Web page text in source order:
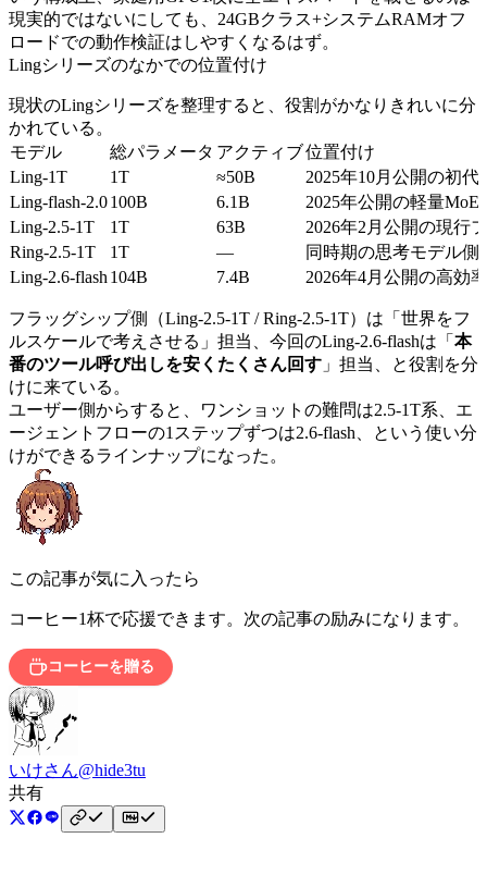
現実的ではないにしても、24GBクラス+システムRAMオフ
ロードでの動作検証はしやすくなるはず。
Lingシリーズのなかでの位置付け
現状のLingシリーズを整理すると、役割がかなりきれいに分
かれている。
モデル
総パラメータ アクティブ位置付け
Ling-1T
1T ≈50B
2025年10月公開の初
Ling-flash-2.0100B 6.1B
2025年公開の軽量
Ling-2.5-1T
1T 63B
2026年2月公開の現行
Ring-2.5-1T
1T —
同時期の思考モデル側
Ling-2.6-flash 104B 7.4B 2026年4月公開の高効
フラッグシップ側（Ling-2.5-1T / Ring-2.5-1T）は「世界をフ
ルスケールで考えさせる」担当、今回のLing-2.6-flashは「 本
番のツール呼び出しを安くたくさん回す 」担当、と役割を分
けに来ている。
ユーザー側からすると、ワンショットの難問は2.5-1T系、エ
ージェントフローの1ステップずつは2.6-flash、という使い分
けができるラインナップになった。
この記事が気に入ったら
コーヒー1杯で応援できます。次の記事の励みになります。
コーヒーを贈る
いけさん@hide3tu
共有